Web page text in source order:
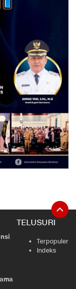
TELUSURI
Terpopuler
Indeks